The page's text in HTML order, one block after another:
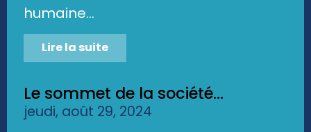
humaine...
Lire la suite
Le sommet de la société...
jeudi, août 29, 2024